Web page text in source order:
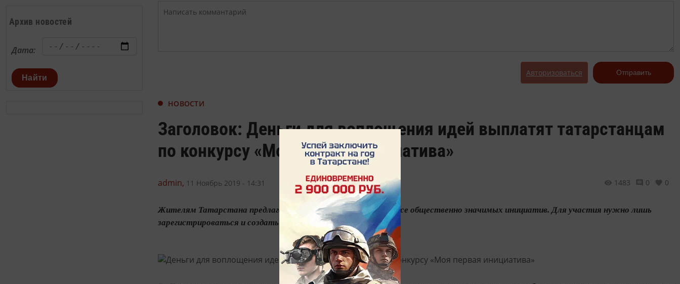
Архив новостей
Дата:
Найти
Авторизоваться Отправить
НОВОСТИ
Заголовок: Деньги для воплощения идей выплатят татарстанцам
по конкурсу «Моя первая инициатива»
admin, 11 Ноябрь 2019 - 14:31 1483 0 0
Жителям Татарстана предлагают принять участие в конкурсе общественно значимых инициатив. Для участия нужно лишь
зарегистрироваться и создать свою инициативу.